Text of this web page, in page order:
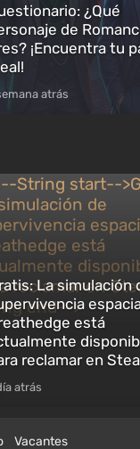
¿Qué
de
¡Encuentra tu
atrás
La simulación
está
reclamar en
atrás
Vacantes